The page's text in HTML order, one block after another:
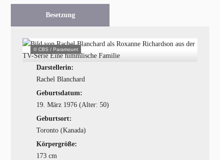
Besetzung
© CBS / Paramount
Darstellerin:
Rachel Blanchard
Geburtsdatum:
19. März 1976 (Alter: 50)
Geburtsort:
Toronto (Kanada)
Körpergröße:
173 cm